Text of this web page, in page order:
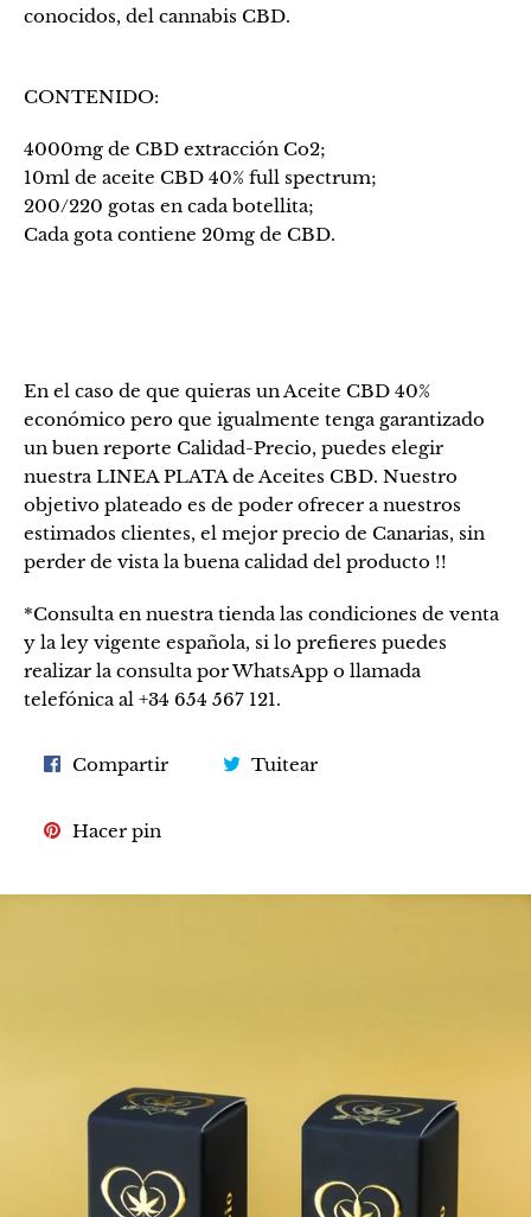
conocidos, del cannabis CBD.
CONTENIDO:
4000mg de CBD extracción Co2;
10ml de aceite CBD 40% full spectrum;
200/220 gotas en cada botellita;
Cada gota contiene 20mg de CBD.
En el caso de que quieras un Aceite CBD 40%
económico pero que igualmente tenga garantizado
un buen reporte Calidad-Precio, puedes elegir
nuestra LINEA PLATA de Aceites CBD. Nuestro
objetivo plateado es de poder ofrecer a nuestros
estimados clientes, el mejor precio de Canarias, sin
perder de vista la buena calidad del producto !!
*Consulta en nuestra tienda las condiciones de venta
y la ley vigente española, si lo prefieres puedes
realizar la consulta por WhatsApp o llamada
telefónica al +34 654 567 121.
CompartirCompartirTuitearTuitear
Hacer pin